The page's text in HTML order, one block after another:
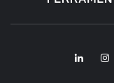
LinkedIn